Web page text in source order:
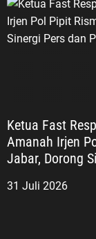
Ketua Fast
Amanah Irjen
Jabar, Dorong
31 Juli 2026